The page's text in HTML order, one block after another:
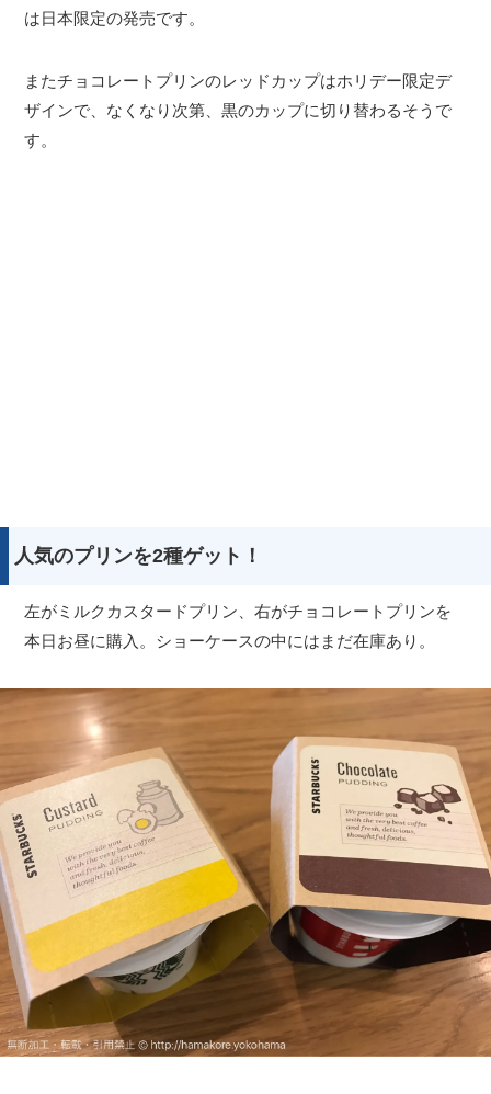
は日本限定の発売です。
またチョコレートプリンのレッドカップはホリデー限定デ
ザインで、なくなり次第、黒のカップに切り替わるそうで
す。
人気のプリンを2種ゲット！
左がミルクカスタードプリン、右がチョコレートプリンを
本日お昼に購入。ショーケースの中にはまだ在庫あり。